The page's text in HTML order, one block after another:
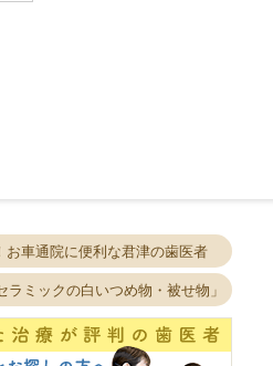
お車通院に便利な君津の歯医者
ラミックの白いつめ物・被せ物」